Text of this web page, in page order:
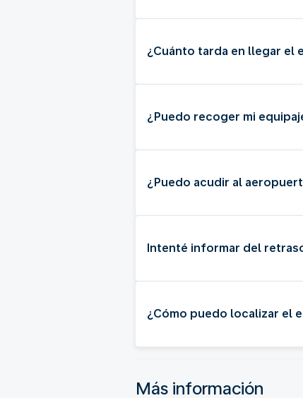
¿Cuánto tarda en llegar el
¿Puedo recoger mi
¿Puedo acudir al
Intenté informar del
¿Cómo puedo localizar el
Más información